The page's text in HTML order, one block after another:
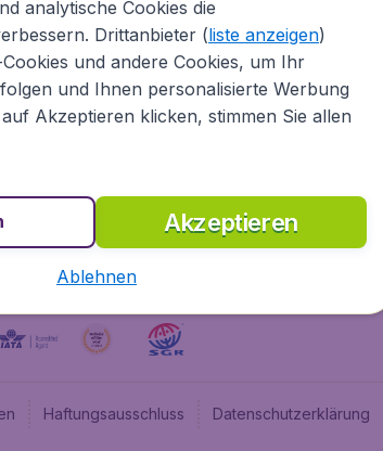
CheapTickets.be
BudgetAir.fr
BudgetAir.es
BudgetAir.it
Haftungsausschluss Datenschutzerklärung
analytische Cookies die
Drittanbieter (liste anzeigen)
und andere Cookies, um Ihr
und Ihnen personalisierte Werbung
Akzeptieren klicken, stimmen Sie allen
Akzeptieren
Ablehnen